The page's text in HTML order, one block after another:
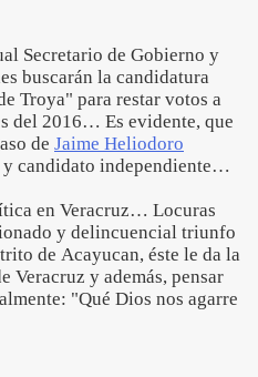
Secretario de Gobierno y
buscarán la candidatura
Troya" para restar votos a
del 2016… Es evidente, que
de Jaime Heliodoro
y candidato independiente…
en Veracruz… Locuras
y delincuencial triunfo
de Acayucan, éste le da la
Veracruz y además, pensar
"Qué Dios nos agarre